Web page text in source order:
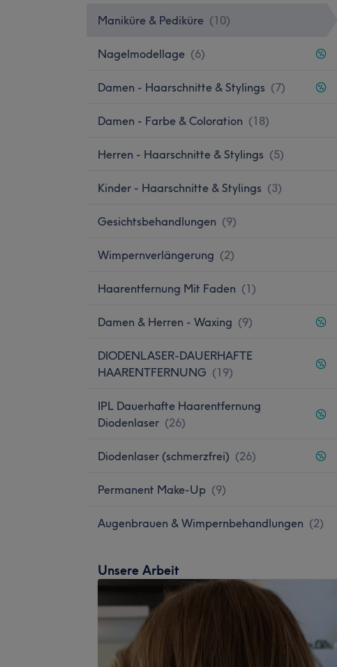
Maniküre & Pediküre (10)
Nagelmodellage (6)
Damen - Haarschnitte & Stylings (7)
Damen - Farbe & Coloration (18)
Herren - Haarschnitte & Stylings (5)
Kinder - Haarschnitte & Stylings (3)
Gesichtsbehandlungen (9)
Wimpernverlängerung (2)
Haarentfernung Mit Faden (1)
Damen & Herren - Waxing (9)
DIODENLASER-DAUERHAFTE
HAARENTFERNUNG (19)
IPL Dauerhafte Haarentfernung
Diodenlaser (26)
Diodenlaser (schmerzfrei) (26)
Permanent Make-Up (9)
Augenbrauen & Wimpernbehandlungen (2)
Unsere Arbeit